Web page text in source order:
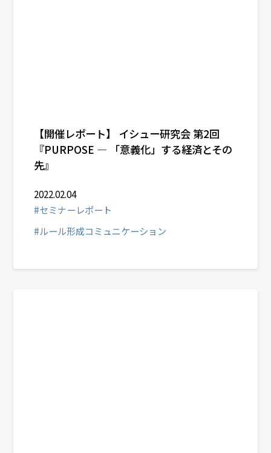
【開催レポート】 イシュー研究会 第2回
『PURPOSE ― 「意義化」する経済とその
先』
2022.02.04
#セミナーレポート
#ルール形成コミュニケーション